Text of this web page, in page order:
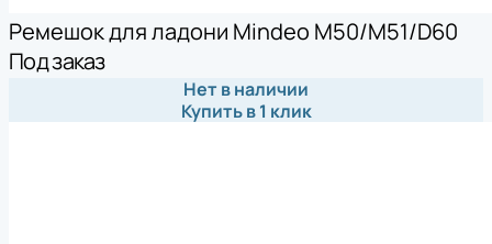
Ремешок для ладони Mindeo M50/M51/D60
Под заказ
Нет в наличии
Купить в 1 клик